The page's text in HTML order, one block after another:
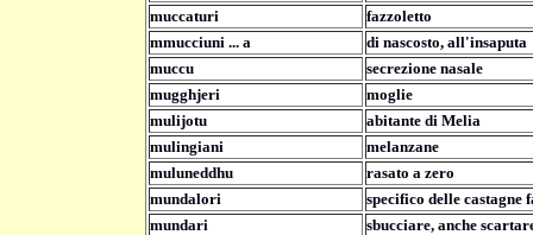
muccaturi
fazzoletto
mmucciuni ... a
di nascosto, all'insaputa
muccu
secrezione nasale
mugghjeri
moglie
mulijotu
abitante di Melia
mulingiani
melanzane
muluneddhu
rasato a zero
mundalori
specifico delle castagne
mundari
sbucciare, anche